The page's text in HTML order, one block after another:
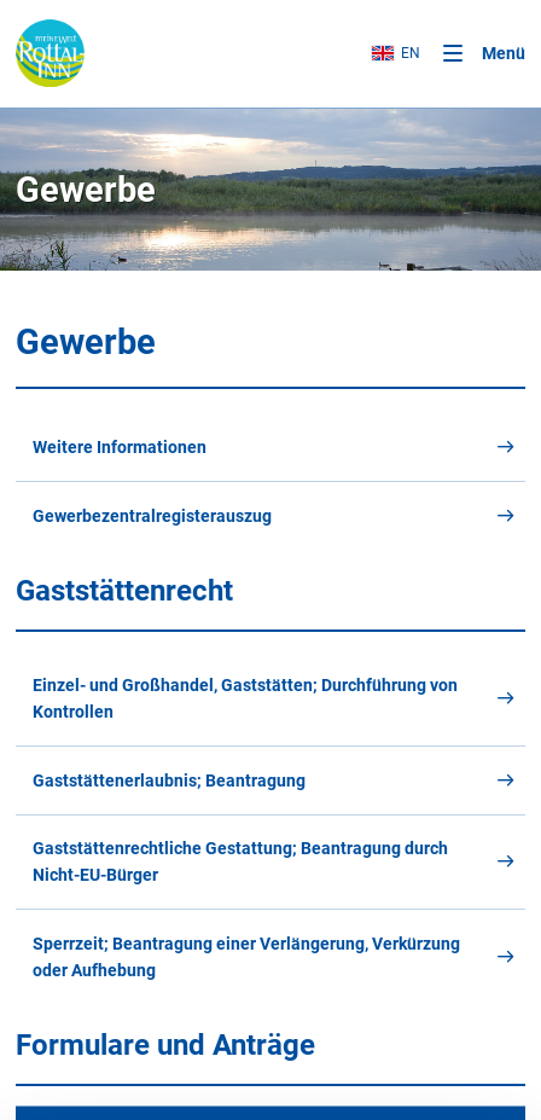
EN Menü
Gewerbe
Gewerbe
Weitere Informationen
Gewerbezentralregisterauszug
Gaststättenrecht
Einzel- und Großhandel, Gaststätten; Durchführung von
Kontrollen
Gaststättenerlaubnis; Beantragung
Gaststättenrechtliche Gestattung; Beantragung durch
Nicht-EU-Bürger
Sperrzeit; Beantragung einer Verlängerung, Verkürzung
oder Aufhebung
Formulare und Anträge